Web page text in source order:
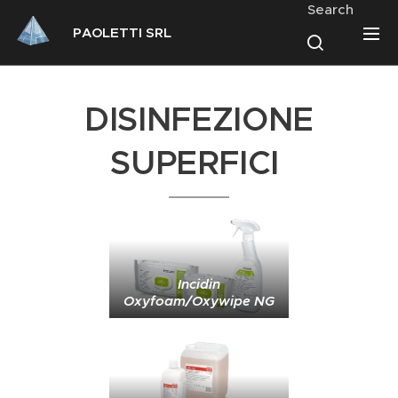
PAOLETTI SRL
Search
DISINFEZIONE
SUPERFICI
Incidin
Oxyfoam/Oxywipe NG